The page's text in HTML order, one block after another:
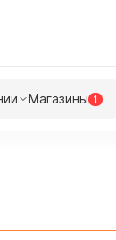
Магазины 1